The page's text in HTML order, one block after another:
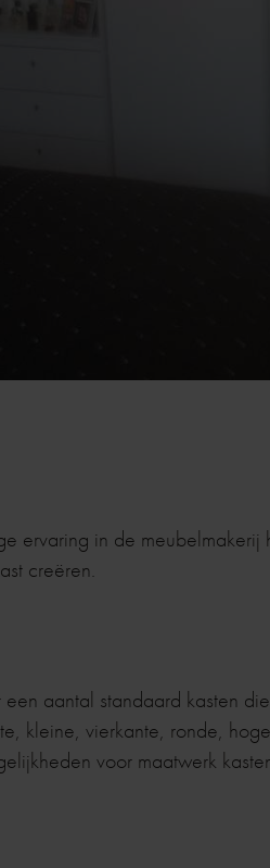
ervaring in de meubelmakerij
creëren.
aantal standaard kasten
kleine, vierkante, ronde,
voor maatwerk